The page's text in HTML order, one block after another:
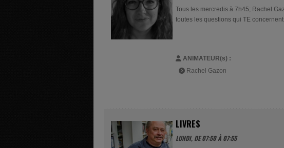
Tous les mercredis à 7h45; Rachel
toutes les questions qui TE
ANIMATEUR(s) :
Rachel Gazon
LIVRES
LUNDI, DE 07:50 À 07:55